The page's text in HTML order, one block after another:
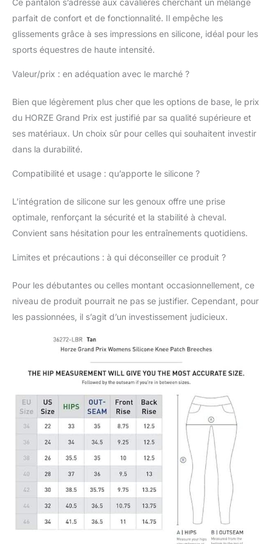
parfait de confort et de fonctionnalité. Il empêche les
glissements grâce à ses impressions en silicone, idéal pour les
sports équestres de haute intensité.
Valeur/prix : en adéquation avec le marché ?
Bien que légèrement plus cher que les options de base, le prix
du HORZE Grand Prix est justifié par sa qualité supérieure et
ses matériaux. Un choix sûr pour celles qui souhaitent investir
dans la durabilité.
Compatibilité et usage : qu’apporte le silicone ?
L’intégration de silicone sur les genoux offre une prise
optimale, renforçant la sécurité et la stabilité à cheval.
Convient sans hésitation pour les entraînements quotidiens.
Limites et précautions : à qui déconseiller ce produit ?
Pour les débutantes ou celles montant occasionnellement, ce
niveau de produit pourrait ne pas se justifier. Cependant, pour
les passionnées, il s’agit d’un investissement judicieux.